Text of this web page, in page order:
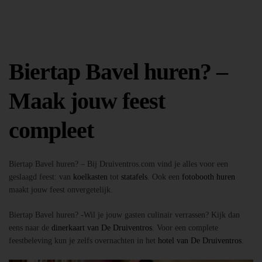
Biertap Bavel huren? –
Maak jouw feest
compleet
Biertap Bavel huren? – Bij Druiventros.com vind je alles voor een
geslaagd feest: van koelkasten tot statafels. Ook een fotobooth huren
maakt jouw feest onvergetelijk.
Biertap Bavel huren? -Wil je jouw gasten culinair verrassen? Kijk dan
eens naar de dinerkaart van De Druiventros. Voor een complete
feestbeleving kun je zelfs overnachten in het hotel van De Druiventros.